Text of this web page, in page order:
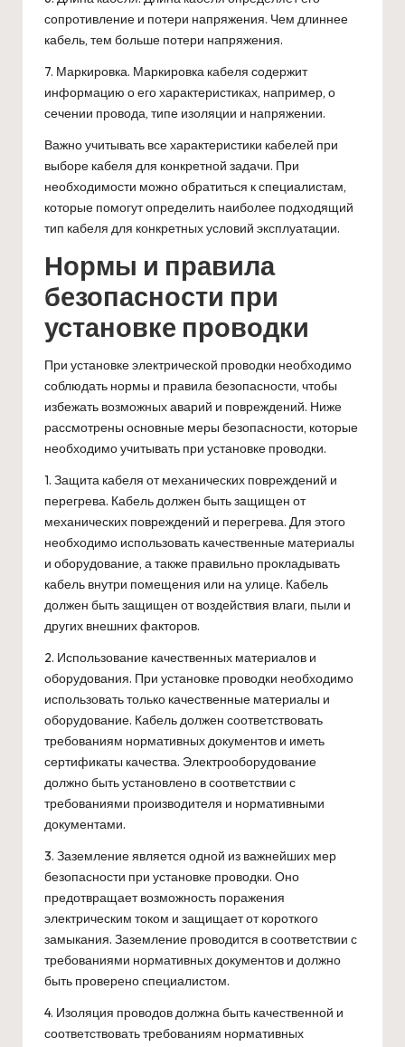
сопротивление и потери напряжения. Чем длиннее
кабель, тем больше потери напряжения.
7. Маркировка. Маркировка кабеля содержит
информацию о его характеристиках, например, о
сечении провода, типе изоляции и напряжении.
Важно учитывать все характеристики кабелей при
выборе кабеля для конкретной задачи. При
необходимости можно обратиться к специалистам,
которые помогут определить наиболее подходящий
тип кабеля для конкретных условий эксплуатации.
Нормы и правила
безопасности при
установке проводки
При установке электрической проводки необходимо
соблюдать нормы и правила безопасности, чтобы
избежать возможных аварий и повреждений. Ниже
рассмотрены основные меры безопасности, которые
необходимо учитывать при установке проводки.
1. Защита кабеля от механических повреждений и
перегрева. Кабель должен быть защищен от
механических повреждений и перегрева. Для этого
необходимо использовать качественные материалы
и оборудование, а также правильно прокладывать
кабель внутри помещения или на улице. Кабель
должен быть защищен от воздействия влаги, пыли и
других внешних факторов.
2. Использование качественных материалов и
оборудования. При установке проводки необходимо
использовать только качественные материалы и
оборудование. Кабель должен соответствовать
требованиям нормативных документов и иметь
сертификаты качества. Электрооборудование
должно быть установлено в соответствии с
требованиями производителя и нормативными
документами.
3. Заземление является одной из важнейших мер
безопасности при установке проводки. Оно
предотвращает возможность поражения
электрическим током и защищает от короткого
замыкания. Заземление проводится в соответствии с
требованиями нормативных документов и должно
быть проверено специалистом.
4. Изоляция проводов должна быть качественной и
соответствовать требованиям нормативных